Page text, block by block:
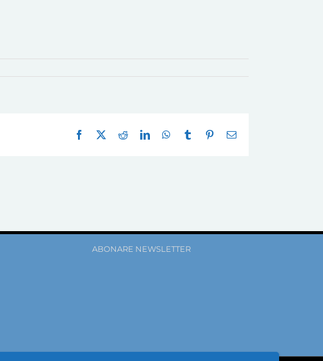
Facebook RedditLinkedInWhatsApp
Tumblr Pinterest
E-
ABONARE NEWSLETTER